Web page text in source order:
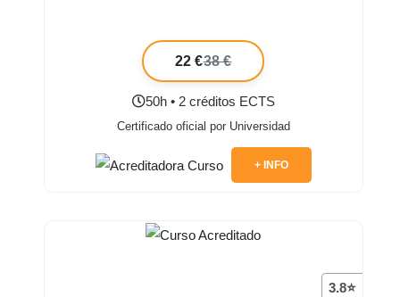
22 €38 €
50h • 2 créditos ECTS
Certificado oficial por Universidad
+ INFO
3.8⭐